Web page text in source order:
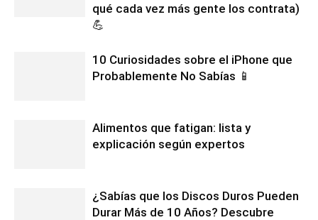
qué cada vez más gente los contrata)
💪
10 Curiosidades sobre el iPhone que
Probablemente No Sabías 📱
Alimentos que fatigan: lista y
explicación según expertos
¿Sabías que los Discos Duros Pueden
Durar Más de 10 Años? Descubre